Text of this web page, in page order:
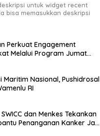
untuk widget recent
bisa memasukkan deskripsi
Perkuat Engagement
Melalui Program Jumat
Maritim Nasional, Pushidrosal
RI
dan Menkes Tekankan
Penanganan Kanker Jadi